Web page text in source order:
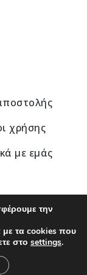
χρήσης
με εμάς
την
με τα cookies που
στο settings.